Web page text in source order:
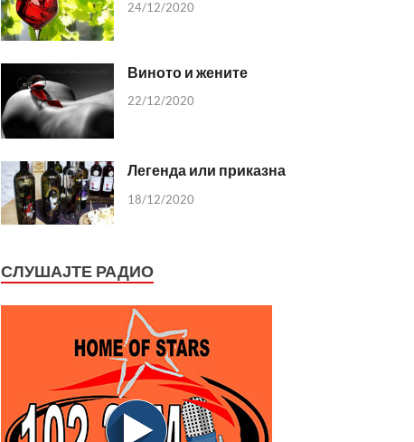
24/12/2020
Виното и жените
22/12/2020
Легенда или приказна
18/12/2020
СЛУШАЈТЕ РАДИО